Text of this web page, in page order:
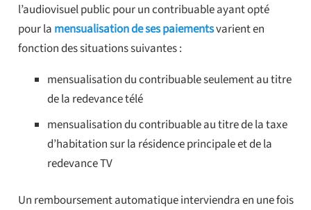
l’audiovisuel public pour un contribuable ayant opté
pour la mensualisation de ses paiementsvarient en
fonction des situations suivantes :
mensualisation du contribuable seulement au titre
de la redevance télé
mensualisation du contribuable au titre de la taxe
d’habitation sur la résidence principale et de la
redevance TV
Un remboursement automatique interviendra en une fois